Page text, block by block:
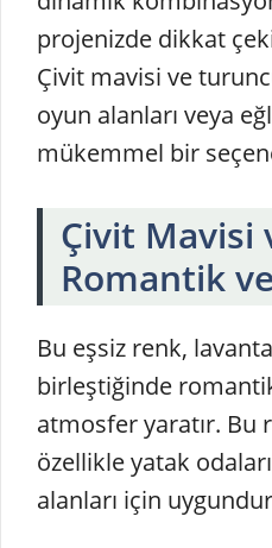
projenizde dikkat
Çivit mavisi ve
oyun alanları veya
mükemmel bir
Çivit Mavisi
Romantik
Bu eşsiz renk,
birleştiğinde
atmosfer yaratır. Bu
özellikle yatak
alanları için